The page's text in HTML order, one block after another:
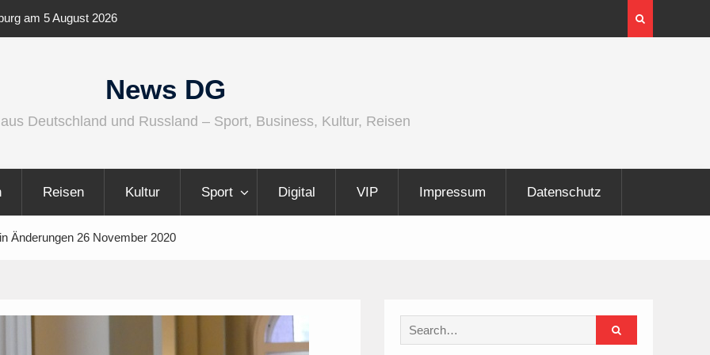
und
InnoTrans 2026 zeigt Technologien für die
Elektrifizierung der Schiene
News DG
Deutschland und Russland – Sport, Business, Kultur, Reisen
Reisen Kultur Sport Digital VIP Impressum Datenschutz
Änderungen 26 November 2020
Search
for: